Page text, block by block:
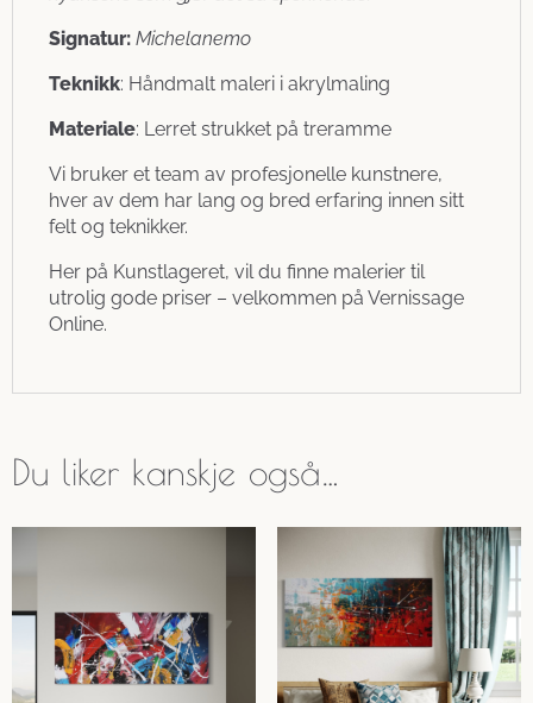
Signatur: Michelanemo
Teknikk: Håndmalt maleri i akrylmaling
Materiale: Lerret strukket på treramme
Vi bruker et team av profesjonelle kunstnere,
hver av dem har lang og bred erfaring innen sitt
felt og teknikker.
Her på Kunstlageret, vil du finne malerier til
utrolig gode priser – velkommen på Vernissage
Online.
Du liker kanskje også…